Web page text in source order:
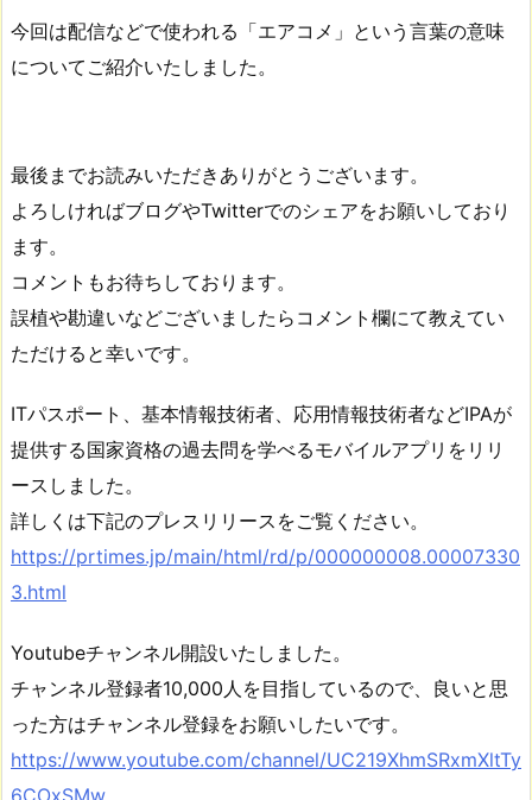
今回は配信などで使われる「エアコメ」という言葉の意味
についてご紹介いたしました。
最後までお読みいただきありがとうございます。
よろしければブログやTwitterでのシェアをお願いしており
ます。
コメントもお待ちしております。
誤植や勘違いなどございましたらコメント欄にて教えてい
ただけると幸いです。
ITパスポート、基本情報技術者、応用情報技術者などIPAが
提供する国家資格の過去問を学べるモバイルアプリをリリ
ースしました。
詳しくは下記のプレスリリースをご覧ください。
https://prtimes.jp/main/html/rd/p/000000008.00007330
3.html
Youtubeチャンネル開設いたしました。
チャンネル登録者10,000人を目指しているので、良いと思
った方はチャンネル登録をお願いしたいです。
https://www.youtube.com/channel/UC219XhmSRxmXltTy
6COxSMw